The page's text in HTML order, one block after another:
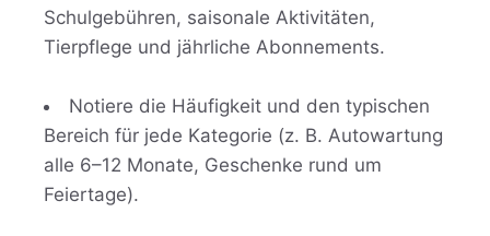
Schulgebühren, saisonale Aktivitäten,
Tierpflege und jährliche Abonnements.
Notiere die Häufigkeit und den typischen
Bereich für jede Kategorie (z. B. Autowartung
alle 6–12 Monate, Geschenke rund um
Feiertage).